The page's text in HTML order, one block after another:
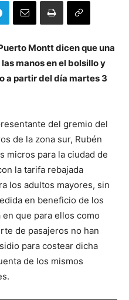
Montt dicen que una
manos en el bolsillo y
a partir del día martes 3
del gremio del
de la zona sur, Rubén
micros para la ciudad de
la tarifa rebajada
los adultos mayores, sin
en beneficio de los
que para ellos como
de pasajeros no han
para costear dicha
de los mismos